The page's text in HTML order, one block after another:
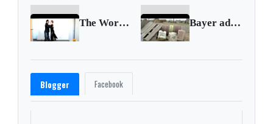
The World Tango Championship moves online Bayer admits 'bumps' over U.S. lawsuit deal
Blogger Facebook